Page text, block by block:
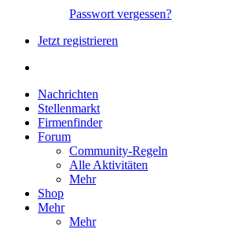
Passwort vergessen?
Jetzt registrieren
Nachrichten
Stellenmarkt
Firmenfinder
Forum
Community-Regeln
Alle Aktivitäten
Mehr
Shop
Mehr
Mehr